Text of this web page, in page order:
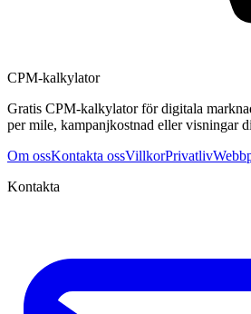
CPM-kalkylator
Gratis CPM-kalkylator för digitala
per mile, kampanjkostnad eller visningar
Om ossKontakta ossVillkorPrivatliv
Kontakta